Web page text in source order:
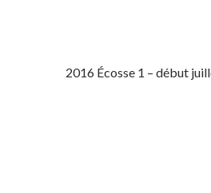
2016 Écosse 1 – début